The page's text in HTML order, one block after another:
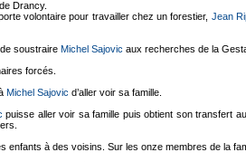
Drancy.
volontaire pour travailler chez un forestier, Jean
soustraire Michel Sajovic aux recherches de la
forcés.
Michel Sajovic d’aller voir sa famille.
puisse aller voir sa famille puis obtient son transfert
à des voisins. Sur les onze membres de la